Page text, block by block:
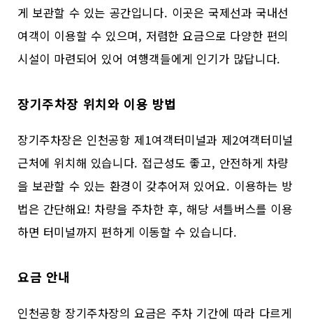
게 보관할 수 있는 공간입니다. 이곳은 국제선과 국내선
여객이 이용할 수 있으며, 저렴한 요금으로 다양한 편의
시설이 마련되어 있어 여행객들에게 인기가 많답니다.
장기주차장 위치와 이용 방법
장기주차장은 인천공항 제1여객터미널과 제2여객터미널
근처에 위치해 있습니다. 접근성도 좋고, 안전하게 차량
을 보관할 수 있는 환경이 갖추어져 있어요. 이용하는 방
법은 간단해요! 차량을 주차한 후, 해당 셔틀버스를 이용
하면 터미널까지 편하게 이동할 수 있습니다.
요금 안내
인천공항 장기주차장의 요금은 주차 기간에 따라 다르게